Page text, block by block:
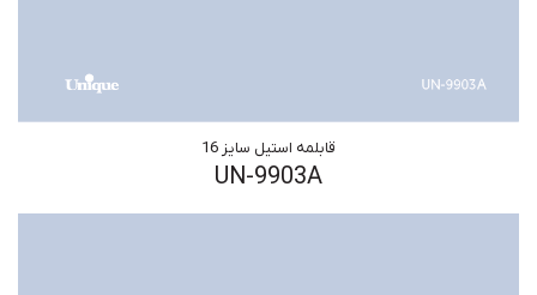
قابلمه استیل سایز 16
UN-9903A